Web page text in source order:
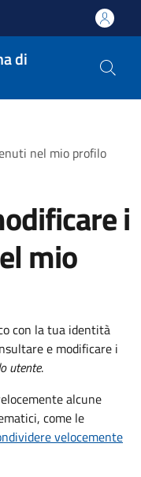
di
nel mio profilo
i
mio
con la tua identità
e modificare i
utente.
alcune
come le
velocemente